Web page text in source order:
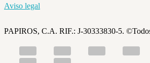
Aviso legal
PAPIROS, C.A. RIF.: J-30333830-5.